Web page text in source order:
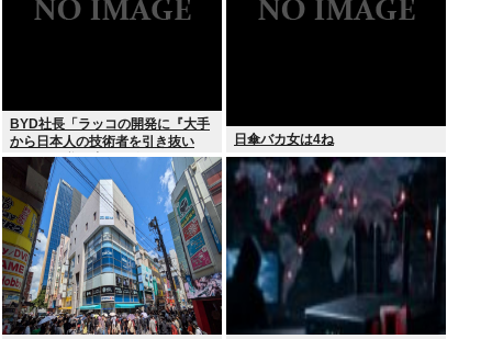
BYD社長「ラッコの開発に『大手
から日本人の技術者を引き抜い
た』って噂は嘘。開発チームに日
本人は0人です」
日傘バカ女は4ね